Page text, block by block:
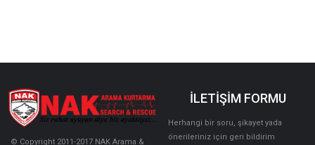
© Copyright 2011-2017 NAK Arama &
İLETİŞİM FORMU
Herhangi bir soru, şikayet yada
önerileriniz için geri bildirim